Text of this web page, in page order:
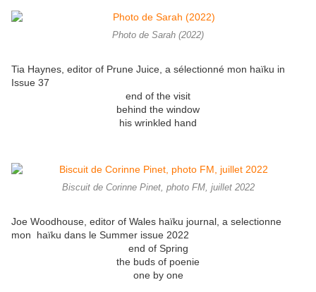
Photo de Sarah (2022)
Tia Haynes, editor of Prune Juice, a sélectionné mon haïku in
Issue 37
end of the visit
behind the window
his wrinkled hand
Biscuit de Corinne Pinet, photo FM, juillet 2022
Joe Woodhouse, editor of Wales haïku journal, a selectionne
mon haïku dans le Summer issue 2022
end of Spring
the buds of poenie
one by one